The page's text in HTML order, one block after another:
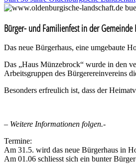
Bürger- und Familienfest in der
Das neue Bürgerhaus, eine umgebaute
Das „Haus Münzebrock“ wurde in den
Arbeitsgruppen des Bürgerereinvereins
Besonders erfreulich ist, dass der
– Weitere Informationen folgen.-
Termine:
Am 31.5. wird das neue Bürgerhaus in
Am 01.06 schliesst sich ein bunter